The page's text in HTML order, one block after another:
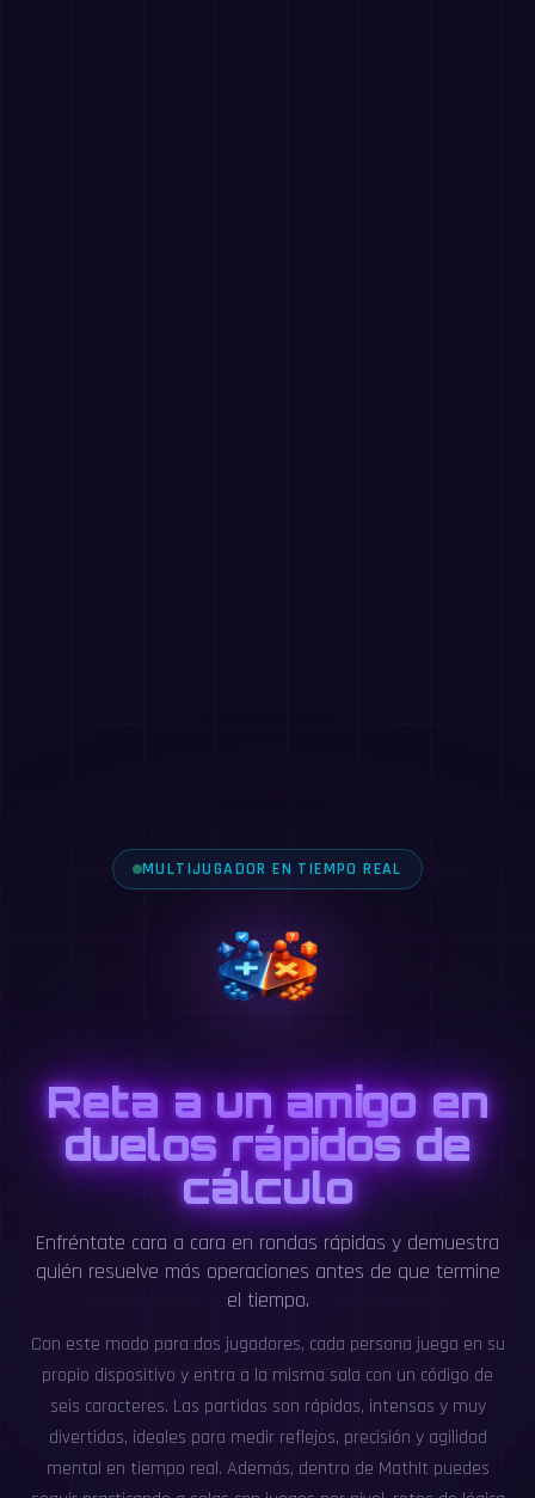
MULTIJUGADOR EN TIEMPO REAL
Reta a un amigo en
duelos rápidos de
cálculo
Enfréntate cara a cara en rondas rápidas y demuestra
quién resuelve más operaciones antes de que termine
el tiempo.
Con este modo para dos jugadores, cada persona juega en su
propio dispositivo y entra a la misma sala con un código de
seis caracteres. Las partidas son rápidas, intensas y muy
divertidas, ideales para medir reflejos, precisión y agilidad
mental en tiempo real. Además, dentro de MathIt puedes